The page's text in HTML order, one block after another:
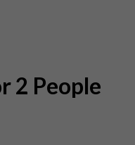
2 People